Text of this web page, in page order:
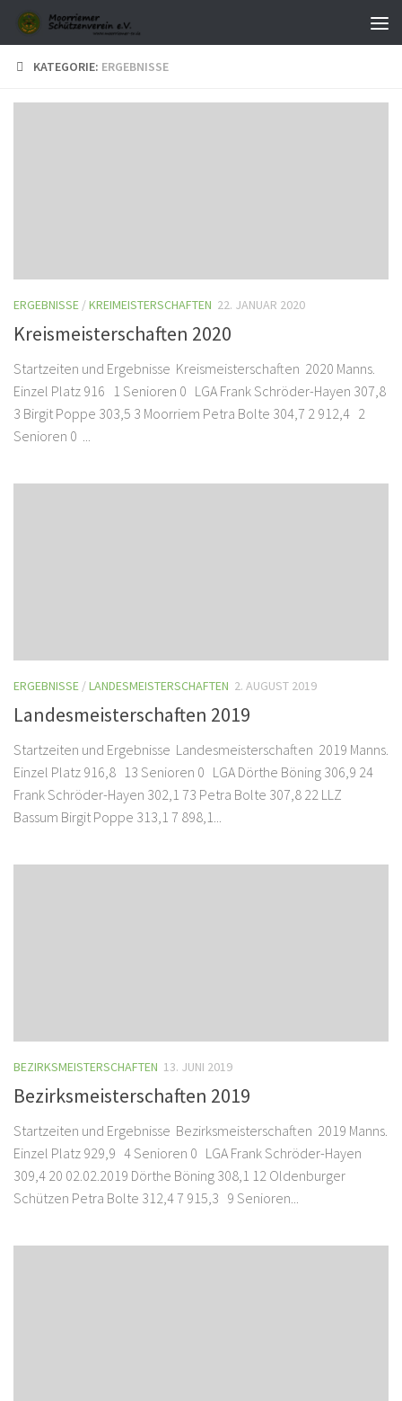
Zum Inhalt springen
KATEGORIE: ERGEBNISSE
ERGEBNISSE /KREIMEISTERSCHAFTEN 22. JANUAR 2020
Kreismeisterschaften 2020
Startzeiten und Ergebnisse Kreismeisterschaften 2020 Manns.
Einzel Platz 916 1 Senioren 0 LGA Frank Schröder-Hayen 307,8
3 Birgit Poppe 303,5 3 Moorriem Petra Bolte 304,7 2 912,4 2
Senioren 0 ...
ERGEBNISSE /LANDESMEISTERSCHAFTEN 2. AUGUST 2019
Landesmeisterschaften 2019
Startzeiten und Ergebnisse Landesmeisterschaften 2019 Manns.
Einzel Platz 916,8 13 Senioren 0 LGA Dörthe Böning 306,9 24
Frank Schröder-Hayen 302,1 73 Petra Bolte 307,8 22 LLZ
Bassum Birgit Poppe 313,1 7 898,1...
BEZIRKSMEISTERSCHAFTEN 13. JUNI 2019
Bezirksmeisterschaften 2019
Startzeiten und Ergebnisse Bezirksmeisterschaften 2019 Manns.
Einzel Platz 929,9 4 Senioren 0 LGA Frank Schröder-Hayen
309,4 20 02.02.2019 Dörthe Böning 308,1 12 Oldenburger
Schützen Petra Bolte 312,4 7 915,3 9 Senioren...